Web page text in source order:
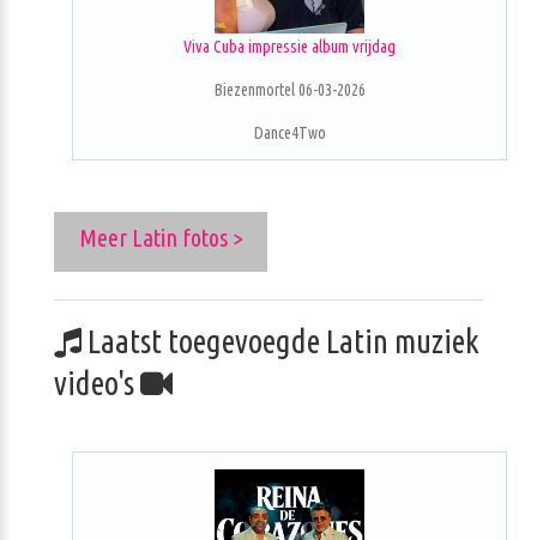
Viva Cuba impressie album vrijdag
Biezenmortel 06-03-2026
Dance4Two
Meer Latin fotos >
Laatst toegevoegde Latin muziek
video's